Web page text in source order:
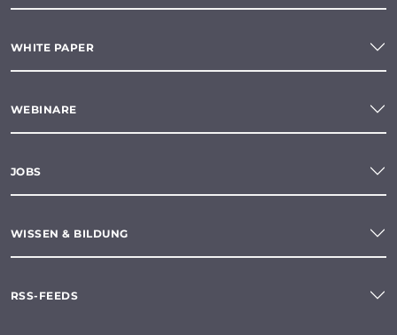
WHITE PAPER
WEBINARE
JOBS
WISSEN & BILDUNG
RSS-FEEDS